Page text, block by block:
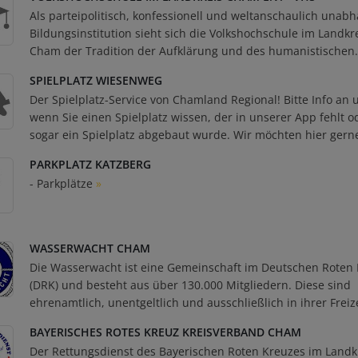
Als parteipolitisch, konfessionell und weltanschaulich
Bildungsinstitution sieht sich die Volkshochschule im
Cham der Tradition der Aufklärung und des
SPIELPLATZ WIESENWEG
Der Spielplatz-Service von Chamland Regional! Bitte Info an
wenn Sie einen Spielplatz wissen, der in unserer App fehlt
sogar ein Spielplatz abgebaut wurde. Wir möchten hier
PARKPLATZ KATZBERG
- Parkplätze »
WASSERWACHT CHAM
Die Wasserwacht ist eine Gemeinschaft im Deutschen Roten
(DRK) und besteht aus über 130.000 Mitgliedern. Diese sind
ehrenamtlich, unentgeltlich und ausschließlich in ihrer
BAYERISCHES ROTES KREUZ KREISVERBAND CHAM
Der Rettungsdienst des Bayerischen Roten Kreuzes im